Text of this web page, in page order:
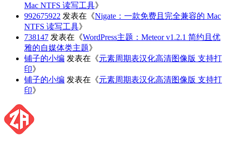
Mac NTFS 读写工具》
992675922 发表在《Nigate：一款免费且完全兼容的 Mac
NTFS 读写工具》
738147 发表在《WordPress主题：Meteor v1.2.1 简约且优
雅的自媒体类主题》
铺子的小编 发表在《元素周期表汉化高清图像版 支持打
印》
铺子的小编 发表在《元素周期表汉化高清图像版 支持打
印》